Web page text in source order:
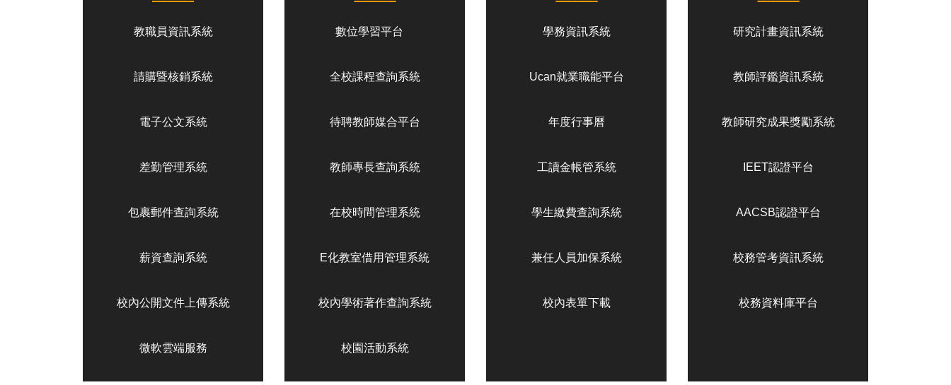
教職員資訊系統
請購暨核銷系統
電子公文系統
差勤管理系統
包裹郵件查詢系統
薪資查詢系統
校內公開文件上傳系統
微軟雲端服務
數位學習平台
全校課程查詢系統
待聘教師媒合平台
教師專長查詢系統
在校時間管理系統
E化教室借用管理系統
校內學術著作查詢系統
校園活動系統
學務資訊系統
Ucan就業職能平台
年度行事曆
工讀金帳管系統
學生繳費查詢系統
兼任人員加保系統
校內表單下載
研究計畫資訊系統
教師評鑑資訊系統
教師研究成果獎勵系統
IEET認證平台
AACSB認證平台
校務管考資訊系統
校務資料庫平台